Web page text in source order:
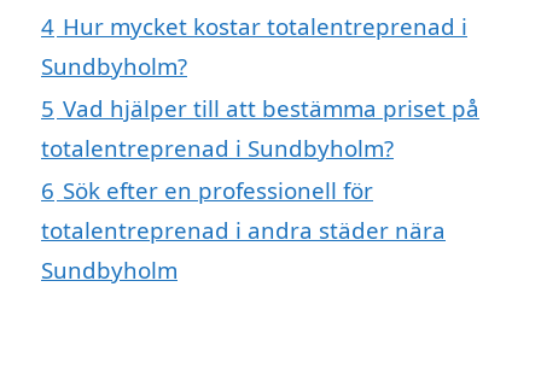
4 Hur mycket kostar totalentreprenad i
Sundbyholm?
5 Vad hjälper till att bestämma priset på
totalentreprenad i Sundbyholm?
6 Sök efter en professionell för
totalentreprenad i andra städer nära
Sundbyholm